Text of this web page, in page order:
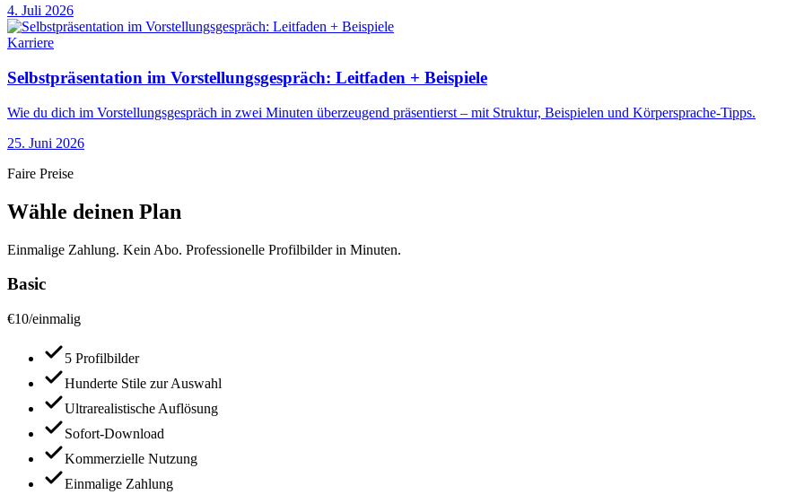
4. Juli 2026
Karriere
Selbstpräsentation im Vorstellungsgespräch: Leitfaden + Beispiele
Wie du dich im Vorstellungsgespräch in zwei Minuten überzeugend präsentierst – mit Struktur, Beispielen und Körpersprache-Tipps.
25. Juni 2026
Faire Preise
Wähle deinen Plan
Einmalige Zahlung. Kein Abo. Professionelle Profilbilder in Minuten.
Basic
€10/einmalig
5 Profilbilder
Hunderte Stile zur Auswahl
Ultrarealistische Auflösung
Sofort-Download
Kommerzielle Nutzung
Einmalige Zahlung